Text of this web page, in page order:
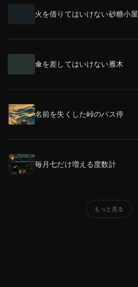
火を借りてはいけない砂糖小屋
傘を差してはいけない雁木
名前を失くした峠のバス停
毎月七だけ増える度数計
もっと見る